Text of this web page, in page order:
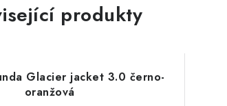
produkty
Glacier jacket 3.0 černo-
oranžová